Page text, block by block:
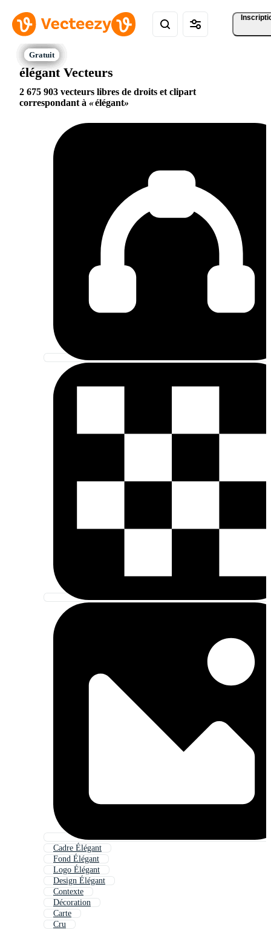
élégant Vecteurs
2 675 903 vecteurs libres de droits et clipart
correspondant à
élégant
Cadre Élégant
Fond Élégant
Logo Élégant
Design Élégant
Contexte
Décoration
Carte
Cru